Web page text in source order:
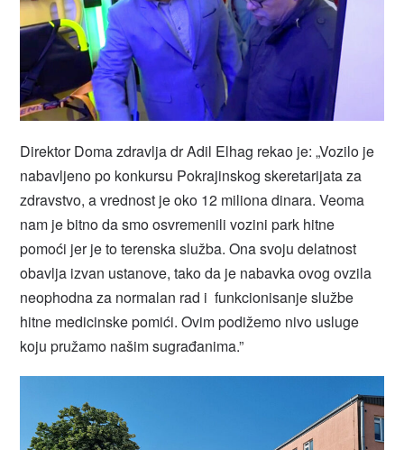
Direktor Doma zdravlja dr Adil Elhag rekao je: „Vozilo je
nabavljeno po konkursu Pokrajinskog skeretarijata za
zdravstvo, a vrednost je oko 12 miliona dinara. Veoma
nam je bitno da smo osvremenili vozini park hitne
pomoći jer je to terenska služba. Ona svoju delatnost
obavlja izvan ustanove, tako da je nabavka ovog ovzila
neophodna za normalan rad i funkcionisanje službe
hitne medicinske pomići. Ovim podižemo nivo usluge
koju pružamo našim sugrađanima.”